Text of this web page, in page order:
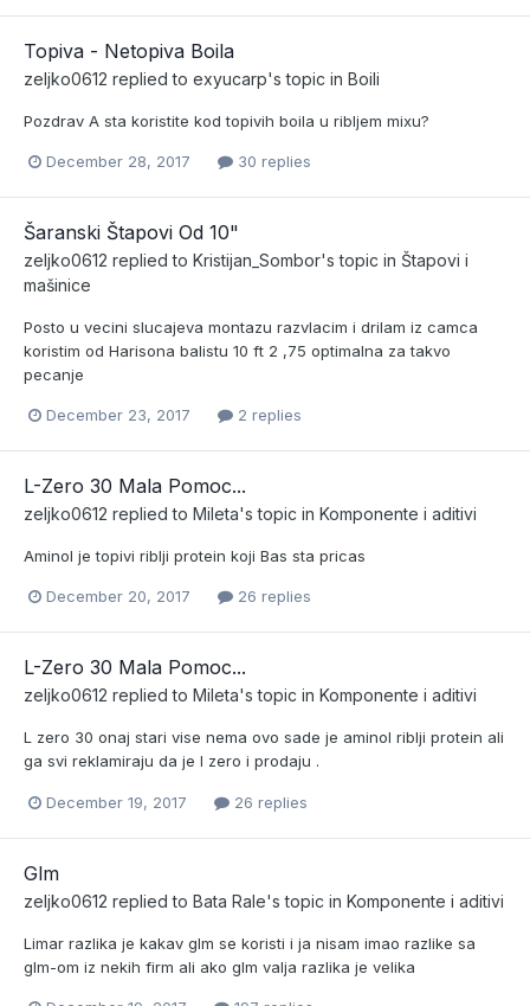
Topiva - Netopiva Boila
zeljko0612 replied to exyucarp's topic in Boili
Pozdrav A sta koristite kod topivih boila u ribljem mixu?
December 28, 2017 30 replies
Šaranski Štapovi Od 10"
zeljko0612 replied to Kristijan_Sombor's topic in Štapovi i
mašinice
Posto u vecini slucajeva montazu razvlacim i drilam iz camca
koristim od Harisona balistu 10 ft 2 ,75 optimalna za takvo
pecanje
December 23, 2017 2 replies
L-Zero 30 Mala Pomoc...
zeljko0612 replied to Mileta's topic in Komponente i aditivi
Aminol je topivi riblji protein koji Bas sta pricas
December 20, 2017 26 replies
L-Zero 30 Mala Pomoc...
zeljko0612 replied to Mileta's topic in Komponente i aditivi
L zero 30 onaj stari vise nema ovo sade je aminol riblji protein ali
ga svi reklamiraju da je l zero i prodaju .
December 19, 2017 26 replies
Glm
zeljko0612 replied to Bata Rale's topic in Komponente i aditivi
Limar razlika je kakav glm se koristi i ja nisam imao razlike sa
glm-om iz nekih firm ali ako glm valja razlika je velika